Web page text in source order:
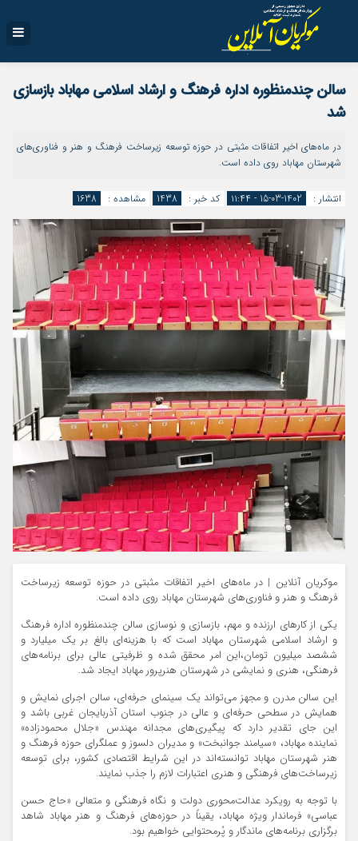
سالن چندمنظوره اداره فرهنگ و ارشاد اسلامی مهاباد بازسازی
شد
در ماه‌های اخیر اتفاقات مثبتی در حوزه توسعه زیرساخت فرهنگ و هنر و فناوری‌های
شهرستان مهاباد روی داده است.
انتشار : 1402-03-15 - ۱۱:۴۴ کد خبر : 1438 مشاهده : 1638
موکریان آنلاین | در ماه‌های اخیر اتفاقات مثبتی در حوزه توسعه زیرساخت
فرهنگ و هنر و فناوری‌های شهرستان مهاباد روی داده است.
یکی از کارهای ارزنده و مهم، بازسازی و نوسازی سالن چندمنظوره اداره فرهنگ
و ارشاد اسلامی شهرستان مهاباد است که با هزینه‌ای بالغ بر یک میلیارد و
ششصد میلیون تومان،این امر محقق شده و ظرفیتی عالی برای برنامه‌های
فرهنگی، هنری و نمایشی در شهرستان هنرپرور مهاباد ایجاد شد.
این سالن مدرن و مجهز می‌تواند یک سینمای حرفه‌ای، سالن اجرای نمایش و
همایش در سطحی حرفه‌ای و عالی در جنوب استان آذربایجان‌ غربی باشد و
این جای تقدیر دارد که پیگیری‌های مجدانه مهندس «جلال محمودزاده»
نماینده مهاباد، «سیامند جوانبخت» و مدیران دلسوز و عملگرای حوزه فرهنگ و
هنر شهرستان مهاباد توانسته‌اند در این شرایط اقتصادی کشور، برای توسعه
زیرساخت‌های فرهنگی و هنری اعتبارات لازم را جذب نمایند.
با توجه به رویکرد عدالت‌محوری دولت و نگاه فرهنگی و متعالی «حاج ‌حسن
عباسی» فرماندار ویژه مهاباد، یقیناً در حوزه‌های فرهنگ و هنر مهاباد شاهد
برگزاری برنامه‌های ماندگار و پُرمحتوایی خواهیم بود.